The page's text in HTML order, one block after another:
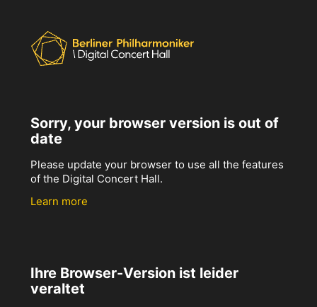
Sorry, your browser version is out of
date
Please update your browser to use all the features
of the Digital Concert Hall.
Learn more
Ihre Browser-Version ist leider
veraltet